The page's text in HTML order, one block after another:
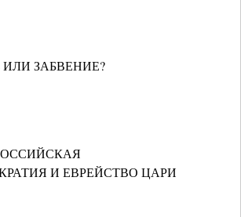
ЗАБВЕНИЕ?
И ЕВРЕЙСТВО ЦАРИ